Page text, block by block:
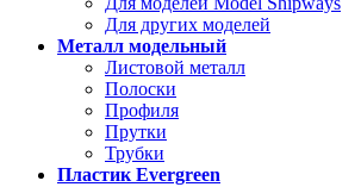
Для других моделей
Металл модельный
Листовой металл
Полоски
Профиля
Прутки
Трубки
Пластик Evergreen